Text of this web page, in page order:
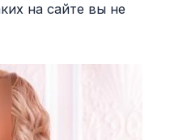
на сайте вы не